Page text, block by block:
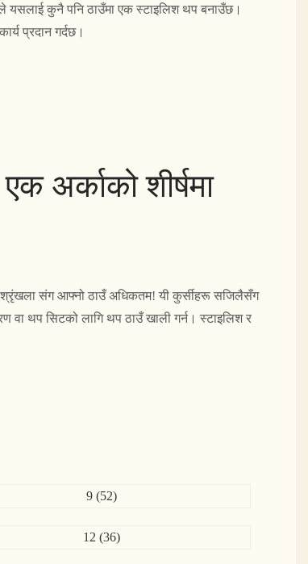
कुनै पनि ठाउँमा एक स्टाइलिश थप बनाउँछ।
प्रदान गर्दछ।
अर्काको शीर्षमा
संग आफ्नो ठाउँ अधिकतम! यी कुर्सीहरू सजिलैसँग
वा थप सिटको लागि थप ठाउँ खाली गर्न। स्टाइलिश र